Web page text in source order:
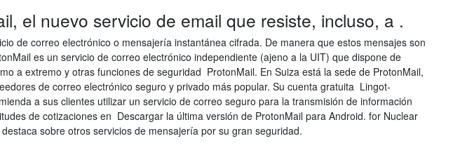
el nuevo servicio de email que resiste, incluso, a .
de correo electrónico o mensajería instantánea cifrada. De manera que estos mensajes son
es un servicio de correo electrónico independiente (ajeno a la UIT) que dispone de
a extremo y otras funciones de seguridad ProtonMail. En Suiza está la sede de ProtonMail,
de correo electrónico seguro y privado más popular. Su cuenta gratuita Lingot-
a sus clientes utilizar un servicio de correo seguro para la transmisión de información
de cotizaciones en Descargar la última versión de ProtonMail para Android. for Nuclear
sobre otros servicios de mensajería por su gran seguridad.